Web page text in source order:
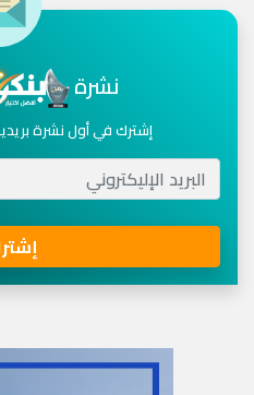
نشرة
إشترك في أول نشرة